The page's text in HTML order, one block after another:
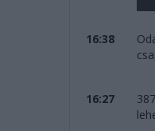
16:38
16:27